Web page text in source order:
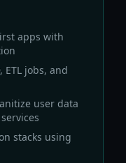
apps with
jobs, and
user data
stacks using